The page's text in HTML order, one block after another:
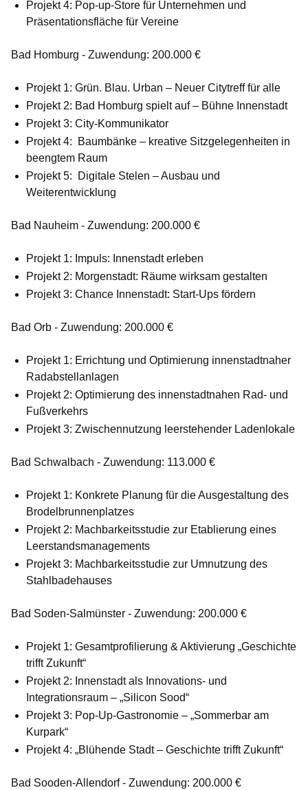
Projekt 4: Pop-up-Store für Unternehmen und
Präsentationsfläche für Vereine
Bad Homburg - Zuwendung: 200.000 €
Projekt 1: Grün. Blau. Urban – Neuer Citytreff für alle
Projekt 2: Bad Homburg spielt auf – Bühne Innenstadt
Projekt 3: City-Kommunikator
Projekt 4: Baumbänke – kreative Sitzgelegenheiten in
beengtem Raum
Projekt 5: Digitale Stelen – Ausbau und
Weiterentwicklung
Bad Nauheim - Zuwendung: 200.000 €
Projekt 1: Impuls: Innenstadt erleben
Projekt 2: Morgenstadt: Räume wirksam gestalten
Projekt 3: Chance Innenstadt: Start-Ups fördern
Bad Orb - Zuwendung: 200.000 €
Projekt 1: Errichtung und Optimierung innenstadtnaher
Radabstellanlagen
Projekt 2: Optimierung des innenstadtnahen Rad- und
Fußverkehrs
Projekt 3: Zwischennutzung leerstehender Ladenlokale
Bad Schwalbach - Zuwendung: 113.000 €
Projekt 1: Konkrete Planung für die Ausgestaltung des
Brodelbrunnenplatzes
Projekt 2: Machbarkeitsstudie zur Etablierung eines
Leerstandsmanagements
Projekt 3: Machbarkeitsstudie zur Umnutzung des
Stahlbadehauses
Bad Soden-Salmünster - Zuwendung: 200.000 €
Projekt 1: Gesamtprofilierung & Aktivierung „Geschichte
trifft Zukunft“
Projekt 2: Innenstadt als Innovations- und
Integrationsraum – „Silicon Sood“
Projekt 3: Pop-Up-Gastronomie – „Sommerbar am
Kurpark“
Projekt 4: „Blühende Stadt – Geschichte trifft Zukunft“
Bad Sooden-Allendorf - Zuwendung: 200.000 €